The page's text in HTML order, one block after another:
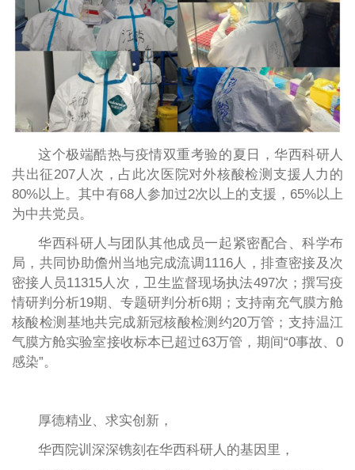
这个极端酷热与疫情双重考验的夏日，华西科研人
共出征207人次，占此次医院对外核酸检测支援人力的
80%以上。其中有68人参加过2次以上的支援，65%以上
为中共党员。
华西科研人与团队其他成员一起紧密配合、科学布
局，共同协助儋州当地完成流调1116人，排查密接及次
密接人员11315人次，卫生监督现场执法497次；撰写疫
情研判分析19期、专题研判分析6期；支持南充气膜方舱
核酸检测基地共完成新冠核酸检测约20万管；支持温江
气膜方舱实验室接收标本已超过63万管，期间“0事故、0
感染”。
厚德精业、求实创新，
华西院训深深镌刻在华西科研人的基因里，